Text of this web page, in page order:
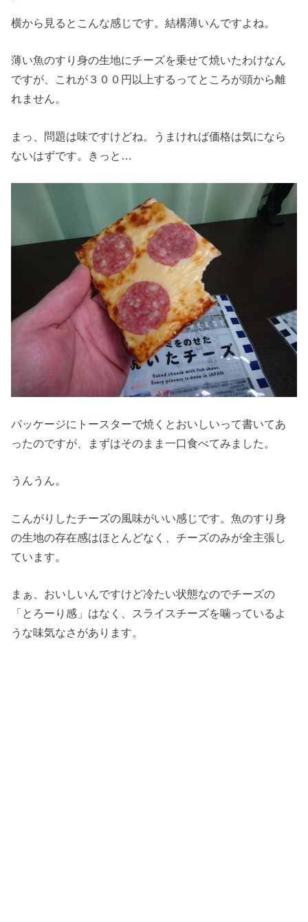
横から見るとこんな感じです。結構薄いんですよね。
薄い魚のすり身の生地にチーズを乗せて焼いたわけなん
ですが、これが３００円以上するってところが頭から離
れません。
まっ、問題は味ですけどね。うまければ価格は気になら
ないはずです。きっと…
パッケージにトースターで焼くとおいしいって書いてあ
ったのですが、まずはそのまま一口食べてみました。
うんうん。
こんがりしたチーズの風味がいい感じです。魚のすり身
の生地の存在感はほとんどなく、チーズのみが全主張し
ています。
まぁ、おいしいんですけど冷たい状態なのでチーズの
「とろーり感」はなく、スライスチーズを噛っているよ
うな味気なさがあります。